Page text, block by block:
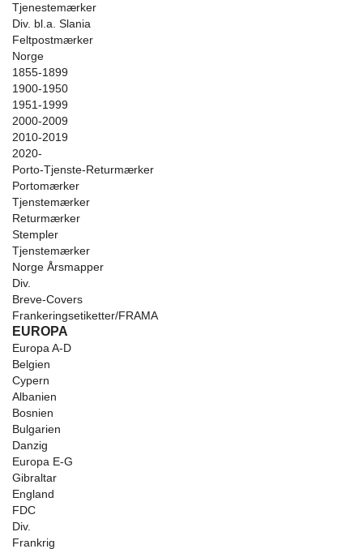
Tjenestemærker
Div. bl.a. Slania
Feltpostmærker
Norge
1855-1899
1900-1950
1951-1999
2000-2009
2010-2019
2020-
Porto-Tjenste-Returmærker
Portomærker
Tjenstemærker
Returmærker
Stempler
Tjenstemærker
Norge Årsmapper
Div.
Breve-Covers
Frankeringsetiketter/FRAMA
EUROPA
Europa A-D
Belgien
Cypern
Albanien
Bosnien
Bulgarien
Danzig
Europa E-G
Gibraltar
England
FDC
Div.
Frankrig